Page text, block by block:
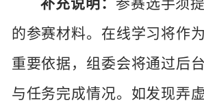
补充说明： 参赛选手须
的参赛材料。在线学习将作
重要依据，组委会将通过后
与任务完成情况。如发现弄